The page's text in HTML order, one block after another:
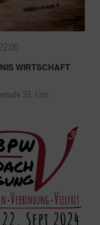
WIRTSCHAFT
39, Linz